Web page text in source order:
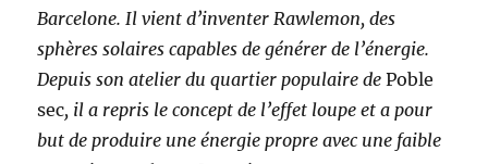
Barcelone. Il vient d’inventer Rawlemon, des
sphères solaires capables de générer de l’énergie.
Depuis son atelier du quartier populaire dePoble
sec, il a repris le concept de l’effet loupeet a pour
but de produire une énergie propre avec une faible